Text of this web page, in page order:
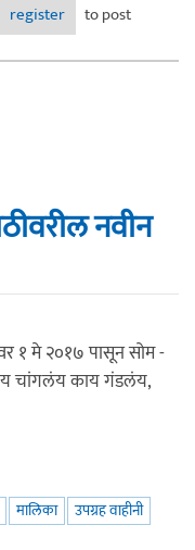
नवी मालिका
register
to post
नवीन
१ मे २०१७ पासून सोम -
चांगलंय काय गंडलंय,
मालिका उपग्रह वाहीनी